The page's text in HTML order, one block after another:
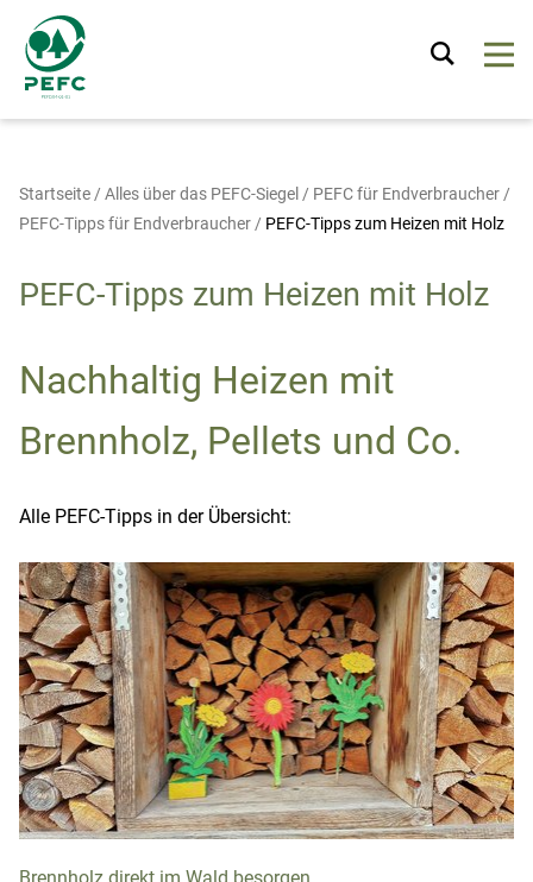
Startseite / Alles über das PEFC-Siegel / PEFC für Endverbraucher /
PEFC-Tipps für Endverbraucher / PEFC-Tipps zum Heizen mit Holz
PEFC-Tipps zum Heizen mit Holz
Nachhaltig Heizen mit
Brennholz, Pellets und Co.
Alle PEFC-Tipps in der Übersicht: